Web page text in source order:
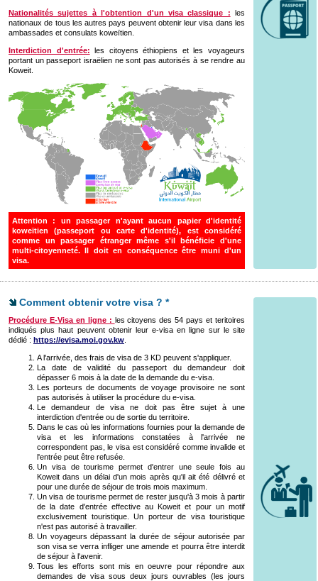
Nationalités sujettes à l'obtention d'un visa classique : les
nationaux de tous les autres pays peuvent obtenir leur visa dans les
ambassades et consulats koweïtien.
Interdiction d'entrée: les citoyens éthiopiens et les voyageurs
portant un passeport israëlien ne sont pas autorisés à se rendre au
Koweit.
Attention :
un passager n'ayant aucun papier d'identité
koweïtien (passeport ou carte d'identité), est considéré
comme un passager étranger même s'il bénéficie d'une
multi-citoyenneté. Il doit en conséquence être muni d'un
visa.
Comment obtenir votre visa ? *
Procédure E-Visa en ligne : les citoyens des 54 pays et teritoires
indiqués plus haut peuvent obtenir leur e-visa en ligne sur le site
dédié : https://evisa.moi.gov.kw
A l'arrivée, des frais de visa de 3 KD peuvent s'appliquer.
La date de validité du passeport du demandeur doit
dépasser 6 mois à la date de la demande du e-visa.
Les porteurs de documents de voyage provisoire ne sont
pas autorisés à utiliser la procédure du e-visa.
Le demandeur de visa ne doit pas être sujet à une
interdiction d'entrée ou de sortie du territoire.
Dans le cas où les informations fournies pour la demande de
visa et les informations constatées à l'arrivée ne
correspondent pas, le visa est considéré comme invalide et
l'entrée peut être refusée.
Un visa de tourisme permet d'entrer une seule fois au
Koweit dans un délai d'un mois après qu'il ait été délivré et
pour une durée de séjour de trois mois maximum.
Un visa de tourisme permet de rester jusqu'à 3 mois à partir
de la date d'entrée effective au Koweit et pour un motif
exclusivement touristique. Un porteur de visa touristique
n'est pas autorisé à travailler.
Un voyageurs dépassant la durée de séjour autorisée par
son visa se verra infliger une amende et pourra être interdit
de séjour à l'avenir.
Tous les efforts sont mis en oeuvre pour répondre aux
demandes de visa sous deux jours ouvrables (les jours